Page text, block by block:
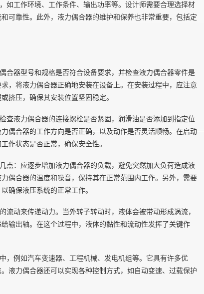
如工作环境、工作条件、输出功率等。设计师需要合理选择材
可靠性。此外，液力偶合器的维护和保养也非常重要，包括定
合器型号和规格是否符合设备要求，并检查液力偶合器零件是
，将液力偶合器正确地安装在设备上。在安装过程中，应注意
挤压，确保其安装位置坚固稳定。
查液力偶合器的连接螺栓是否紧固，润滑油是否添加到指定位
偶合器的工作方向是否正确，以及动作是否灵活顺畅。在启动
作状态是否正常，确保安全性。
点：应逐步增加液力偶合器的负载，避免突然加大负荷造成液
偶合器的温度和噪音，保持其在正常范围内工作。另外，需要
确保液压系统的正常工作。
流动来传递动力。当外转子转动时，液体会被带动形成涡流，
输出轴。在这个过程中，液体的黏性和流动性发挥了关键作
，例如汽车变速器、工程机械、发电机组等。它具有许多优
液力偶合器还可以实现各种控制方式，如自动变速、过载保护